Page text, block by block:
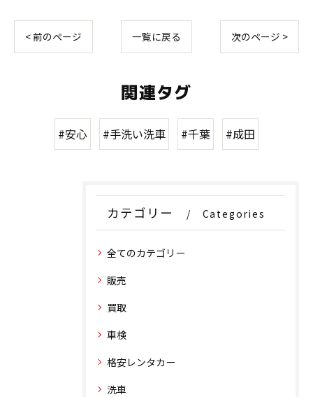
< 前のページ 一覧に戻る 次のページ >
関連タグ
#安心 #手洗い洗車 #千葉 #成田
カテゴリー Categories
全てのカテゴリー
販売
買取
車検
格安レンタカー
洗車